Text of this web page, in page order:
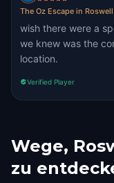
The Oz Escape in Roswell
wish there were a
we knew was the
location.
Verified Player
Wege,
zu